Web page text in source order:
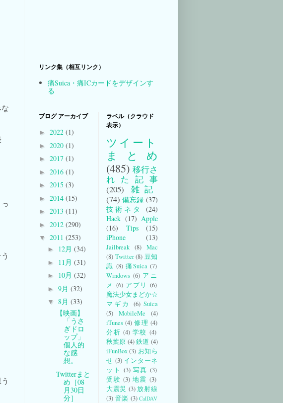
リンク集（相互リンク）
痛Suica・痛ICカードをデザインす
る
ブログ アーカイブ
► 2022 (1)
► 2020 (1)
► 2017 (1)
► 2016 (1)
► 2015 (3)
► 2014 (15)
► 2013 (11)
► 2012 (290)
▼ 2011 (253)
► 12月 (34)
► 11月 (31)
► 10月 (32)
► 9月 (32)
▼ 8月 (33)
【映画】
「うさ
ぎドロ
ップ」
個人的
な感
想。
Twitterまと
め［08
月30日
分］
ラベル（クラウド
表示）
ツイート
まとめ
(485) 移行さ
れた記事
(205)
雑記
(74) 備忘録 (37)
技術ネタ
(24)
Hack (17) Apple
(16)
Tips
(15)
iPhone
(13)
Jailbreak (8) Mac
(8) Twitter (8) 豆知
識 (8) 痛Suica (7)
Windows (6) アニ
メ (6) アプリ (6)
魔法少女まどか☆
マギカ
(6) Suica
(5)
MobileMe
(4)
iTunes (4) 修理 (4)
分析 (4) 学校 (4)
秋葉原 (4)鉄道 (4)
iFunBox (3) お知ら
せ (3) インターネ
ット (3) 写真 (3)
受験 (3) 地震 (3)
大震災 (3) 放射線
(3) 音楽 (3) CalDAV